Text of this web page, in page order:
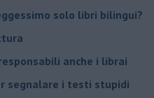
solo libri bilingui?
anche i librai
segnalare i testi stupidi